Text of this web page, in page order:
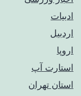
ادبیات
اردبیل
اروپا
استارت آپ
استان تهران